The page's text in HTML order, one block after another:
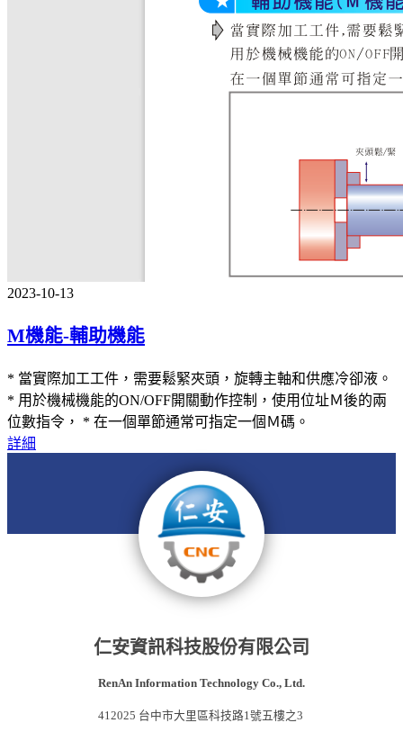
2023-10-13
M機能-輔助機能
* 當實際加工工件，需要鬆緊夾頭，旋轉主軸和供應冷卻液。
* 用於機械機能的ON/OFF開關動作控制，使用位址Ｍ後的兩
位數指令， * 在一個單節通常可指定一個Ｍ碼。
詳細
仁安資訊科技股份有限公司
RenAn Information Technology Co., Ltd.
412025 台中市大里區科技路1號五樓之3